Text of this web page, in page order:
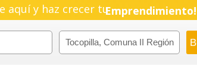
aquí y haz crecer tuPyme!
Emprendimiento!